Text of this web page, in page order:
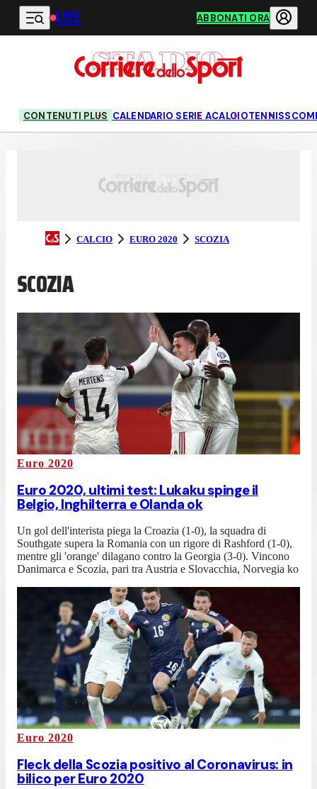
Vai al contenuto principale
LIVE ABBONATI ORA
CONTENUTI PLUS CALENDARIO SERIE ACALCIOTENNIS
CALCIO EURO 2020 SCOZIA
SCOZIA
Euro 2020
Euro 2020, ultimi test: Lukaku spinge il
Belgio, Inghilterra e Olanda ok
Un gol dell'interista piega la Croazia (1-0), la squadra di
Southgate supera la Romania con un rigore di Rashford (1-0),
mentre gli 'orange' dilagano contro la Georgia (3-0). Vincono
Danimarca e Scozia, pari tra Austria e Slovacchia, Norvegia ko
Euro 2020
Fleck della Scozia positivo al Coronavirus: in
bilico per Euro 2020